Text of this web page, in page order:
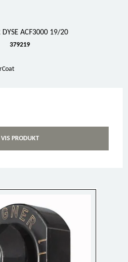
DYSE ACF3000 19/20
379219
VIS PRODUKT